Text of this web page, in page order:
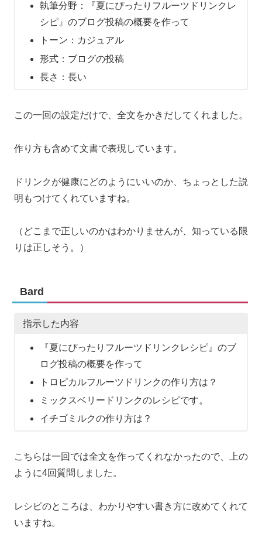
執筆分野：『夏にぴったりフルーツドリンクレ
シピ』のブログ投稿の概要を作って
トーン：カジュアル
形式：ブログの投稿
長さ：長い
この一回の設定だけで、全文をかきだしてくれました。
作り方も含めて文書で表現しています。
ドリンクが健康にどのようにいいのか、ちょっとした説
明もつけてくれていますね。
（どこまで正しいのかはわかりませんが、知っている限
りは正しそう。）
Bard
指示した内容
『夏にぴったりフルーツドリンクレシピ』のブ
ログ投稿の概要を作って
トロピカルフルーツドリンクの作り方は？
ミックスベリードリンクのレシピです。
イチゴミルクの作り方は？
こちらは一回では全文を作ってくれなかったので、上の
ように4回質問しました。
レシピのところは、わかりやすい書き方に改めてくれて
いますね。